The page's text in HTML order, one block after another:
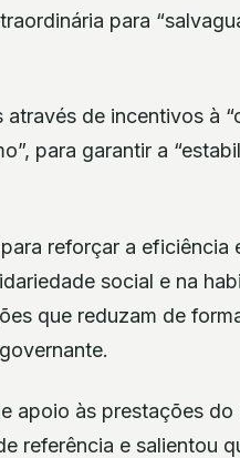
para
de incentivos à
para garantir a
reforçar a eficiência
social e na
que reduzam de
apoio às prestações
referência e salientou